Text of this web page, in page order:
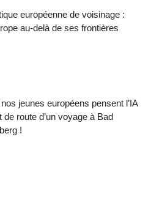
européenne de voisinage :
au-delà de ses frontières
jeunes européens pensent l’IA
de route d’un voyage à Bad
!